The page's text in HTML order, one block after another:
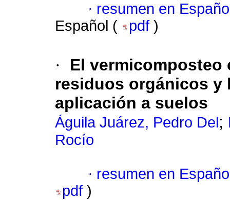
· resumen en
Español (
pdf )
·
El
residuos orgánicos y
aplicación a suelos
Águila Juárez, Pedro Del ;
Rocío
· resumen en
pdf )